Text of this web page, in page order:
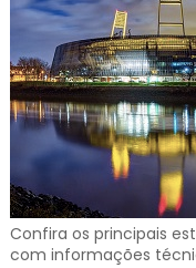
Confira os principais
com informações